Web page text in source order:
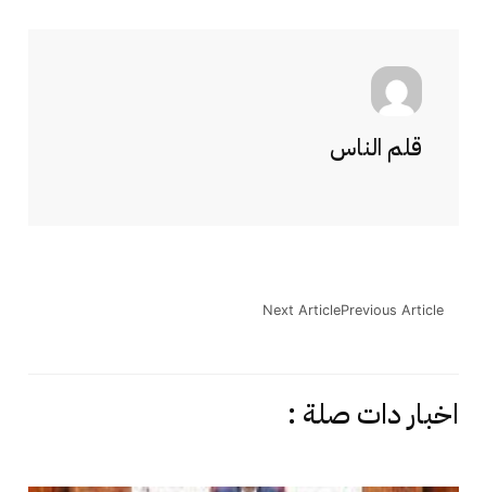
قلم الناس
Previous Article
Next Article
اخبار دات صلة :